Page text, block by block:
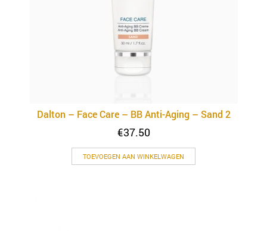
Dalton – Face Care – BB Anti-Aging – Sand 2
€37.50
TOEVOEGEN AAN WINKELWAGEN